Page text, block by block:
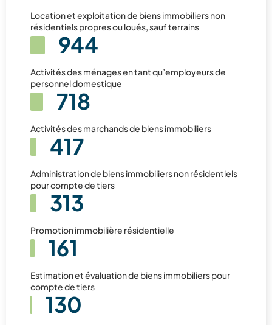
Location et exploitation de biens immobiliers non
résidentiels propres ou loués, sauf terrains
944
Activités des ménages en tant qu’employeurs de
personnel domestique
718
Activités des marchands de biens immobiliers
417
Administration de biens immobiliers non résidentiels
pour compte de tiers
313
Promotion immobilière résidentielle
161
Estimation et évaluation de biens immobiliers pour
compte de tiers
130